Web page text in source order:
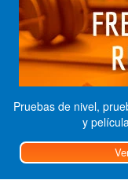
Pruebas de nivel,
y